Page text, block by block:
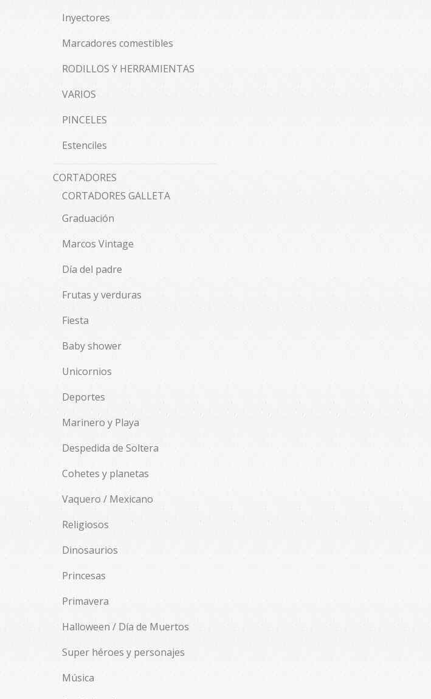
Inyectores
Marcadores comestibles
RODILLOS Y HERRAMIENTAS
VARIOS
PINCELES
Estenciles
CORTADORES
CORTADORES GALLETA
Graduación
Marcos Vintage
Día del padre
Frutas y verduras
Fiesta
Baby shower
Unicornios
Deportes
Marinero y Playa
Despedida de Soltera
Cohetes y planetas
Vaquero / Mexicano
Religiosos
Dinosaurios
Princesas
Primavera
Halloween / Día de Muertos
Super héroes y personajes
Música